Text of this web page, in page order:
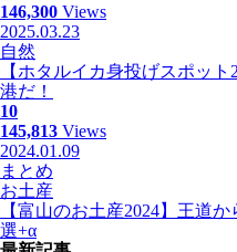
146,300 Views
2025.03.23
自然
【ホタルイカ身投げスポッ
港だ！
10
145,813 Views
2024.01.09
まとめ
お土産
【富山のお土産2024】王道
選+α